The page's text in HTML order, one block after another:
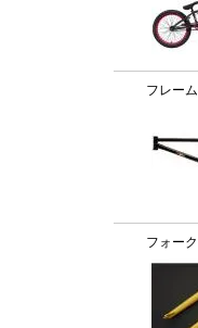
フレーム
フォーク